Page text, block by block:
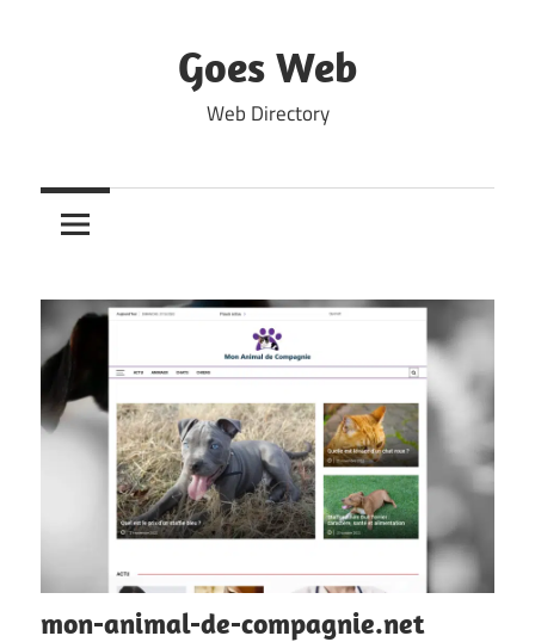
Goes Web
Web Directory
mon-animal-de-compagnie.net